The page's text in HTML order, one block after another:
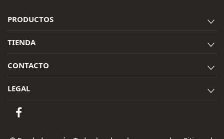
PRODUCTOS
TIENDA
CONTACTO
LEGAL